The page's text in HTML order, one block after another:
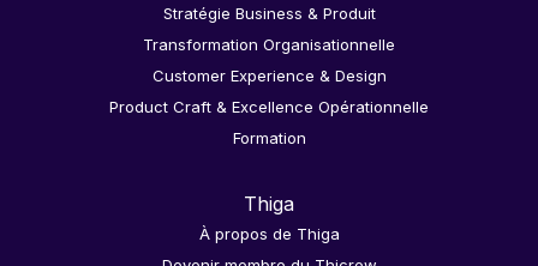
Stratégie Business & Produit
Transformation Organisationnelle
Customer Experience & Design
Product Craft & Excellence Opérationnelle
Formation
Thiga
À propos de Thiga